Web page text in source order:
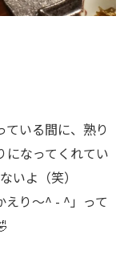
いる間に、熟り
になってくれてい
よ（笑）
えり〜^ - ^」って